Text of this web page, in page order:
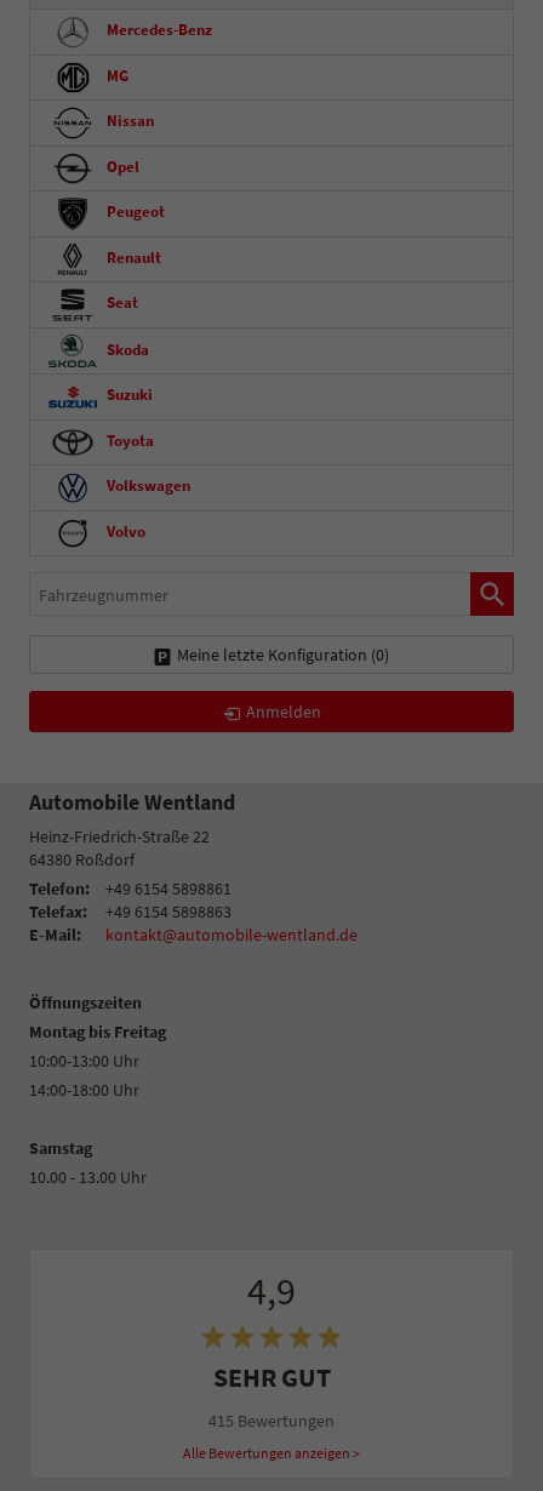
Mercedes-Benz
MG
Nissan
Opel
Peugeot
Renault
Seat
Skoda
Suzuki
Toyota
Volkswagen
Volvo
Fahrzeugnummer
Meine letzte Konfiguration (0)
Anmelden
Automobile Wentland
Heinz-Friedrich-Straße 22
64380 Roßdorf
Telefon:
+49 6154 5898861
Telefax:
+49 6154 5898863
E-Mail:
kontakt@automobile-wentland.de
Öffnungszeiten
Montag bis Freitag
10:00-13:00 Uhr
14:00-18:00 Uhr
Samstag
10.00 - 13.00 Uhr
4,9
SEHR GUT
415 Bewertungen
Alle Bewertungen anzeigen >